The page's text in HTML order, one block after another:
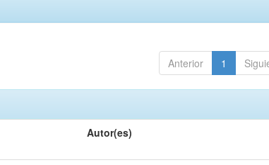
Anterior 1
Autor(es)